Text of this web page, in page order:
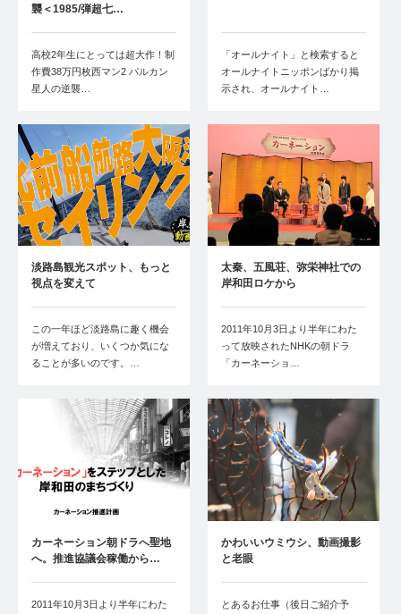
襲＜1985/弾超七…
高校2年生にとっては超大作！制
作費38万円枚西マン2 パルカン
星人の逆襲…
「オールナイト」と検索すると
オールナイトニッポンばかり掲
示され、オールナイト…
淡路島観光スポット、もっと
視点を変えて
この一年ほど淡路島に趣く機会
が増えており、いくつか気にな
ることが多いのです。…
太秦、五風荘、弥栄神社での
岸和田ロケから
2011年10月3日より半年にわた
って放映されたNHKの朝ドラ
「カーネーショ…
カーネーション朝ドラへ聖地
へ。推進協議会稼働から…
2011年10月3日より半年にわた
かわいいウミウシ、動画撮影
と老眼
とあるお仕事（後日ご紹介予